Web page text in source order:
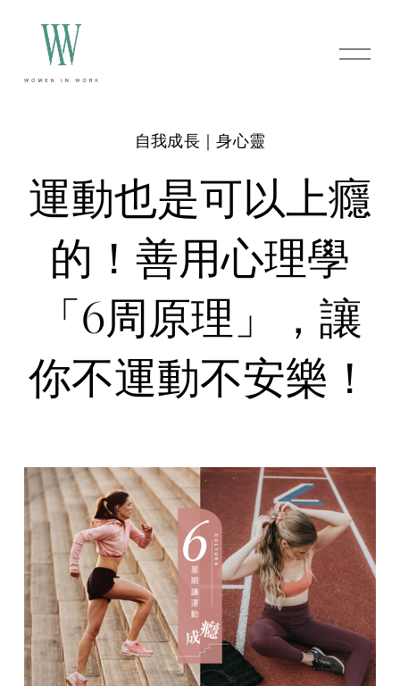
O
p
運動也是可以上癮
的！善用心理學
「6周原理」，讓
你不運動不安樂！
自我成長｜身心靈